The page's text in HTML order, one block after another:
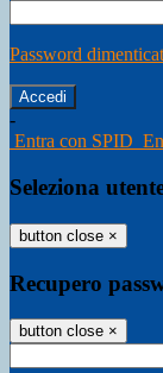
Password
-
Entra con SPID
Seleziona
button close ×
Recupero
button close ×